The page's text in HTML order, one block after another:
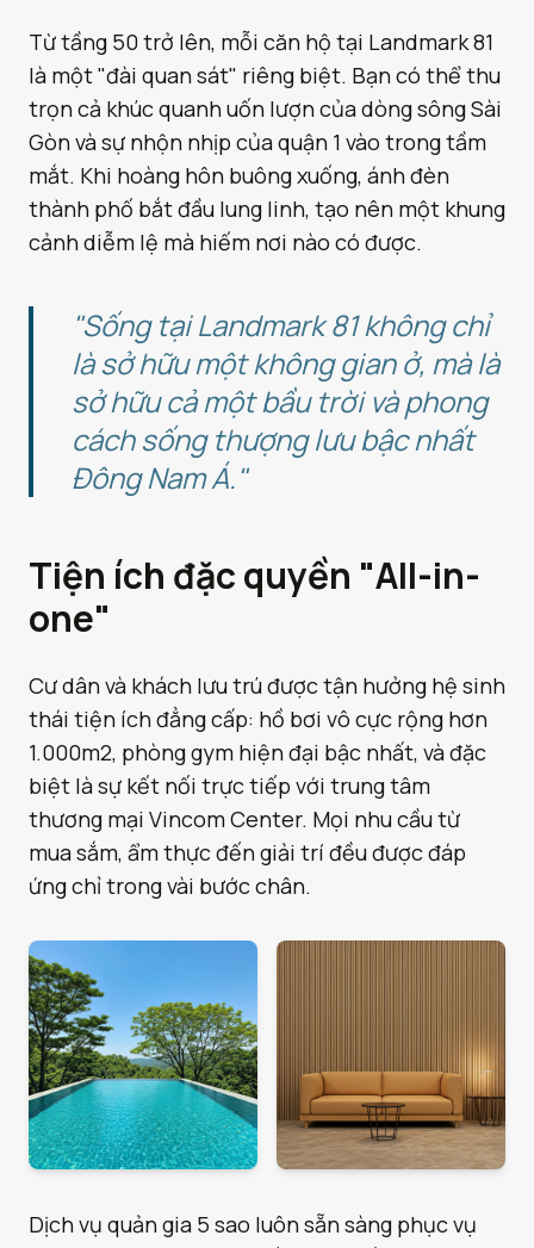
Từ tầng 50 trở lên, mỗi căn hộ tại Landmark 81
là một "đài quan sát" riêng biệt. Bạn có thể thu
trọn cả khúc quanh uốn lượn của dòng sông Sài
Gòn và sự nhộn nhịp của quận 1 vào trong tầm
mắt. Khi hoàng hôn buông xuống, ánh đèn
thành phố bắt đầu lung linh, tạo nên một khung
cảnh diễm lệ mà hiếm nơi nào có được.
"Sống tại Landmark 81 không chỉ
là sở hữu một không gian ở, mà là
sở hữu cả một bầu trời và phong
cách sống thượng lưu bậc nhất
Đông Nam Á."
Tiện ích đặc quyền "All-in-
one"
Cư dân và khách lưu trú được tận hưởng hệ sinh
thái tiện ích đẳng cấp: hồ bơi vô cực rộng hơn
1.000m2, phòng gym hiện đại bậc nhất, và đặc
biệt là sự kết nối trực tiếp với trung tâm
thương mại Vincom Center. Mọi nhu cầu từ
mua sắm, ẩm thực đến giải trí đều được đáp
ứng chỉ trong vài bước chân.
Dịch vụ quản gia 5 sao luôn sẵn sàng phục vụ